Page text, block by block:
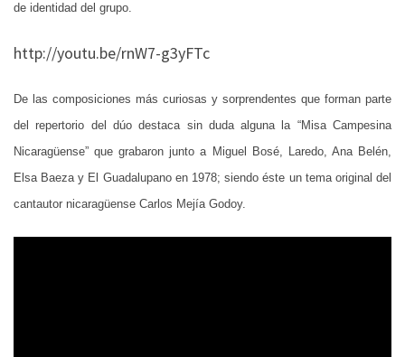
de identidad del grupo.
http://youtu.be/rnW7-g3yFTc
De las composiciones más curiosas y sorprendentes que forman parte
del repertorio del dúo destaca sin duda alguna la “Misa Campesina
Nicaragüense” que grabaron junto a Miguel Bosé, Laredo, Ana Belén,
Elsa Baeza y El Guadalupano en 1978; siendo éste un tema original del
cantautor nicaragüense Carlos Mejía Godoy.